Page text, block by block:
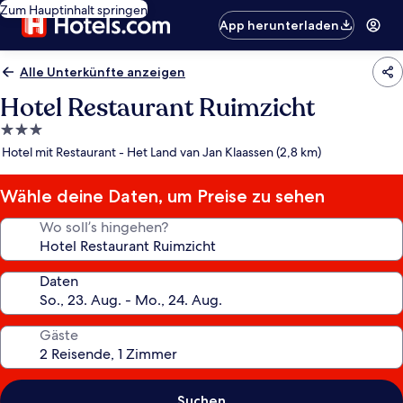
Zum Hauptinhalt springen
App herunterladen
Alle Unterkünfte anzeigen
Hotel Restaurant Ruimzicht
3.0-
Sterne-
Hotel mit Restaurant - Het Land van Jan Klaassen (2,8 km)
Wähle deine Daten, um Preise zu sehen
Wo soll’s hingehen?
Daten
Gäste